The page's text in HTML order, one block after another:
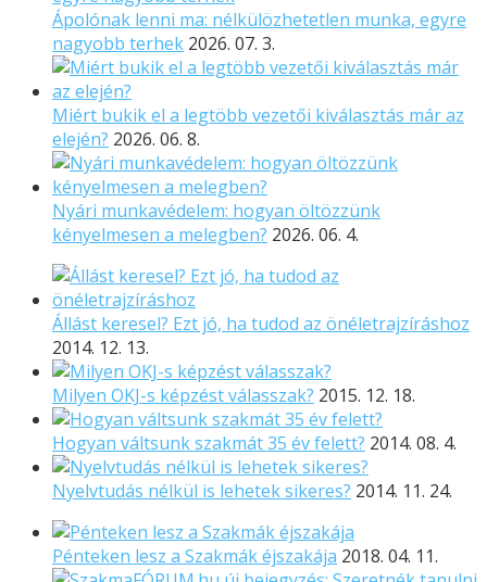
Ápolónak lenni ma: nélkülözhetetlen munka, egyre
nagyobb terhek 2026. 07. 3.
Miért bukik el a legtöbb vezetői kiválasztás már az
elején? 2026. 06. 8.
Nyári munkavédelem: hogyan öltözzünk
kényelmesen a melegben? 2026. 06. 4.
Állást keresel? Ezt jó, ha tudod az önéletrajzíráshoz
2014. 12. 13.
Milyen OKJ-s képzést válasszak? 2015. 12. 18.
Hogyan váltsunk szakmát 35 év felett? 2014. 08. 4.
Nyelvtudás nélkül is lehetek sikeres? 2014. 11. 24.
Pénteken lesz a Szakmák éjszakája 2018. 04. 11.